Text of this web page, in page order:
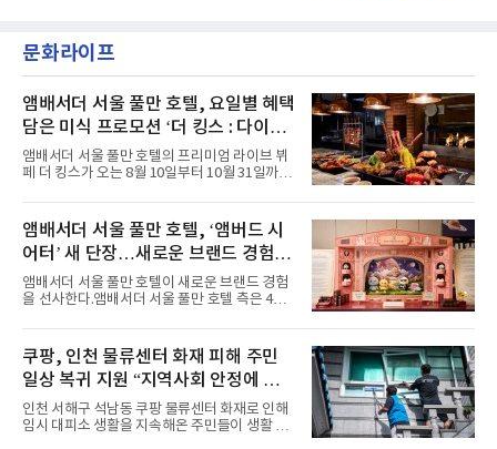
했다. “내 티, 5 bucks 바지는, 만원” 등 멤버들
의 라이프 스타일
MBC '쇼! 음악중심', SBS '인기가요' 등 주요 음
악방송 무대에 올라 화려한 퍼포먼스를 펼쳤다.
력을 앞세워 매 무대 색다른 볼거리를 선사했다.
특히 화사한 파스텔 톤의 비치웨어부터 청량한
마린룩, 햇살 아래 반짝이는 물결을 연상시키는
스커트, 강렬한 붉은 계열의 스타일링까지 각기
다른 매력을 선보였다. 브브걸은 다채로운 여름
패션을 완벽하게 소화하며 보
문화라이프
앰배서더 서울 풀만 호텔, 요일별 혜택
담은 미식 프로모션 ‘더 킹스 : 다이닝
프리빌리지즈’ 선봬
앰배서더 서울 풀만 호텔의 프리미엄 라이브 뷔
페 더 킹스가 오는 8월 10일부터 10월 31일까지
즈’를 선보인다.앰배서더 서울 풀만 호텔 측은
“요일마다 다른 즐거움과 한층 깊어진 미식의 여
유를 경험할 수 있도록 기획했다”고 밝혔다.먼저
월요일과 화요일에는 한 주의 문을 여는 여유로
운 식사를 테마로 다양한 혜택이 마련된다. 런치
이용 시 성인 5인 이상 사전 예약 고객에게 성인
1인 무료 혜택을 제공하며, 디너 이용 시에는 성
유료 회원 고객을 대상으로 5% 추가 할인 또는
바우처 1매 추가
앰배서더 서울 풀만 호텔, ‘앰버드 시
어터’ 새 단장…새로운 브랜드 경험 선
사
앰배서더 서울 풀만 호텔이 새로운 브랜드 경험
을 선사한다.앰배서더 서울 풀만 호텔 측은 4일
이야기를 담은 인형 극장 콘셉트의 공간 ‘앰버드
시어터(Ambird Theater)’를 새롭게 선보인
다”고 밝혔다.앰배서더 서울 풀만 호텔은 로비
한편에 마련된 앰버드 존을 통해 앰버드의 세계
관을 소개해왔다. 앰버드 존은 앰버드가 우주여
행 중 수집한 다양한 굿즈를 전시한 '앰버드 플래
닛(Ambird Planet)과 계절별 플라워 연출로 사
쿠팡, 인천 물류센터 화재 피해 주민
일상 복귀 지원 “지역사회 안정에 총
력”
인천 서해구 석남동 쿠팡 물류센터 화재로 인해
임시 대피소 생활을 지속해온 주민들이 생활 터